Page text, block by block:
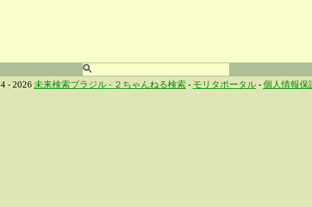
- 2026 未来検索ブラジル - ２ちゃんねる検索- モリタポータル- 個人情報保